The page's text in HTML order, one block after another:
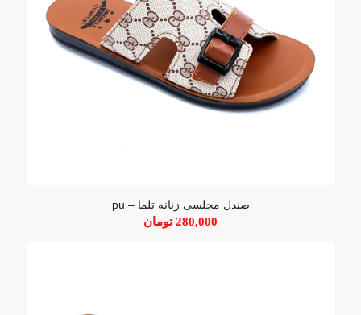
صندل مجلسی زنانه تلما – pu
280,000 تومان